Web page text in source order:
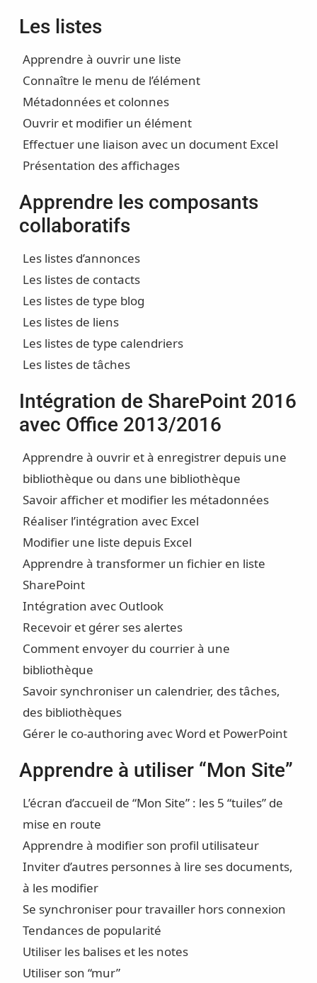
Les listes
Apprendre à ouvrir une liste
Connaître le menu de l’élément
Métadonnées et colonnes
Ouvrir et modifier un élément
Effectuer une liaison avec un document Excel
Présentation des affichages
Apprendre les composants
collaboratifs
Les listes d’annonces
Les listes de contacts
Les listes de type blog
Les listes de liens
Les listes de type calendriers
Les listes de tâches
Intégration de SharePoint 2016
avec Office 2013/2016
Apprendre à ouvrir et à enregistrer depuis une
bibliothèque ou dans une bibliothèque
Savoir afficher et modifier les métadonnées
Réaliser l’intégration avec Excel
Modifier une liste depuis Excel
Apprendre à transformer un fichier en liste
SharePoint
Intégration avec Outlook
Recevoir et gérer ses alertes
Comment envoyer du courrier à une
bibliothèque
Savoir synchroniser un calendrier, des tâches,
des bibliothèques
Gérer le co-authoring avec Word et PowerPoint
Apprendre à utiliser “Mon Site”
L’écran d’accueil de “Mon Site” : les 5 “tuiles” de
mise en route
Apprendre à modifier son profil utilisateur
Inviter d’autres personnes à lire ses documents,
à les modifier
Se synchroniser pour travailler hors connexion
Tendances de popularité
Utiliser les balises et les notes
Utiliser son “mur”